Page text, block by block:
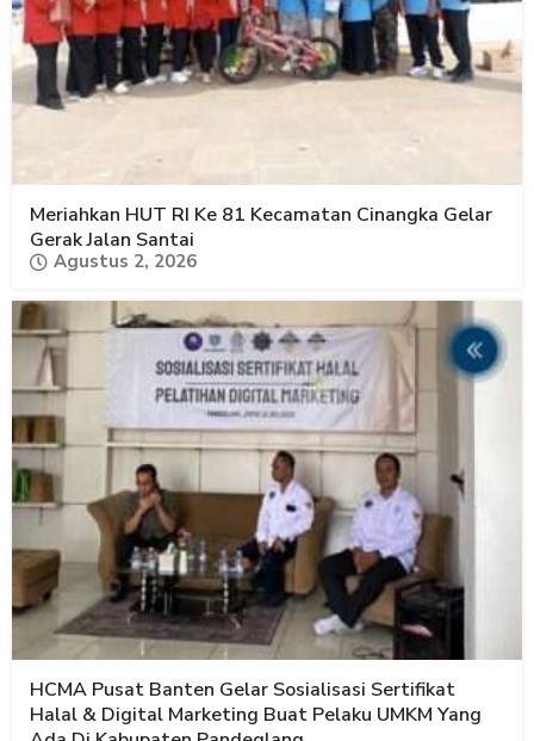
Meriahkan HUT RI Ke 81 Kecamatan Cinangka Gelar
Gerak Jalan Santai
Agustus 2, 2026
HCMA Pusat Banten Gelar Sosialisasi Sertifikat
Halal & Digital Marketing Buat Pelaku UMKM Yang